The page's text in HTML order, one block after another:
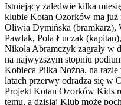
Istniejący zaledwie kilka
klubie Kotan Ozorków ma już
Oliwia Dymińska (bramkarz),
Pawlak, Pola Łuczak
Nikola Abramczyk zagrały w
na najwyższym stopniu
Kobieca Piłka Nożna, na
latach przerwy odradza się w
Projekt Kotan Ozorków Kids
temu, a dzisiaj Klub może